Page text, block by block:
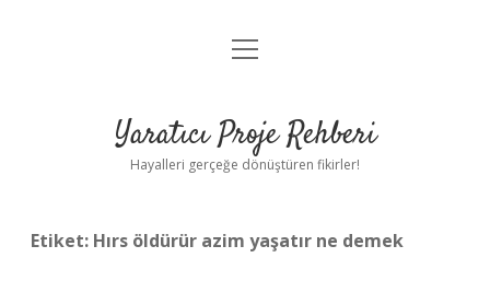
Anasayfa
Yasal Uyarı
menüyü
Yaratıcı Proje Rehberi
Hayalleri gerçeğe dönüştüren fikirler!
Etiket: Hırs öldürür azim yaşatır ne demek